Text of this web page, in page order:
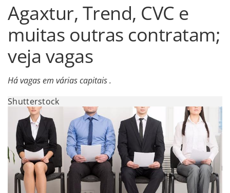
Agaxtur, Trend, CVC e
muitas outras contratam;
veja vagas
Há vagas em várias capitais .
Shutterstock